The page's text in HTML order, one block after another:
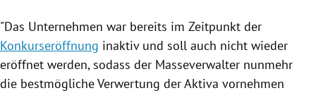
"Das Unternehmen war bereits im Zeitpunkt der
Konkurseröffnung inaktiv und soll auch nicht wieder
eröffnet werden, sodass der Masseverwalter nunmehr
die bestmögliche Verwertung der Aktiva vornehmen